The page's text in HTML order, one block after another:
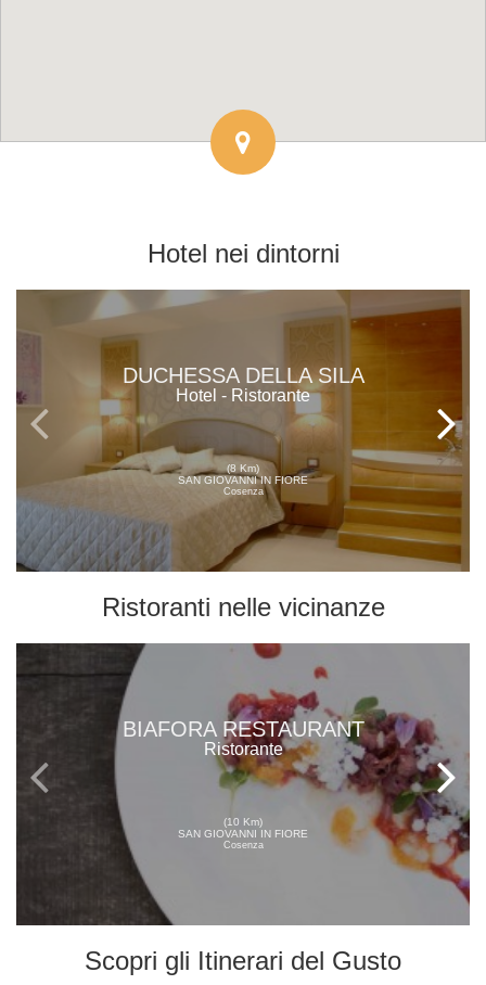
Hotel nei dintorni
DUCHESSA DELLA SILA
Hotel - Ristorante
(8 Km)
SAN GIOVANNI IN FIORE
Cosenza
Ristoranti nelle vicinanze
BIAFORA RESTAURANT
Ristorante
(10 Km)
SAN GIOVANNI IN FIORE
Cosenza
Scopri gli Itinerari del Gusto